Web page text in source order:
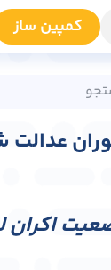
کمپین سا​​ز